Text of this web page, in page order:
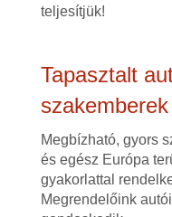
teljesítjük!
Tapasztalt
szakemberek
Megbízható, gyors
és egész Európa
gyakorlattal
Megrendelőink